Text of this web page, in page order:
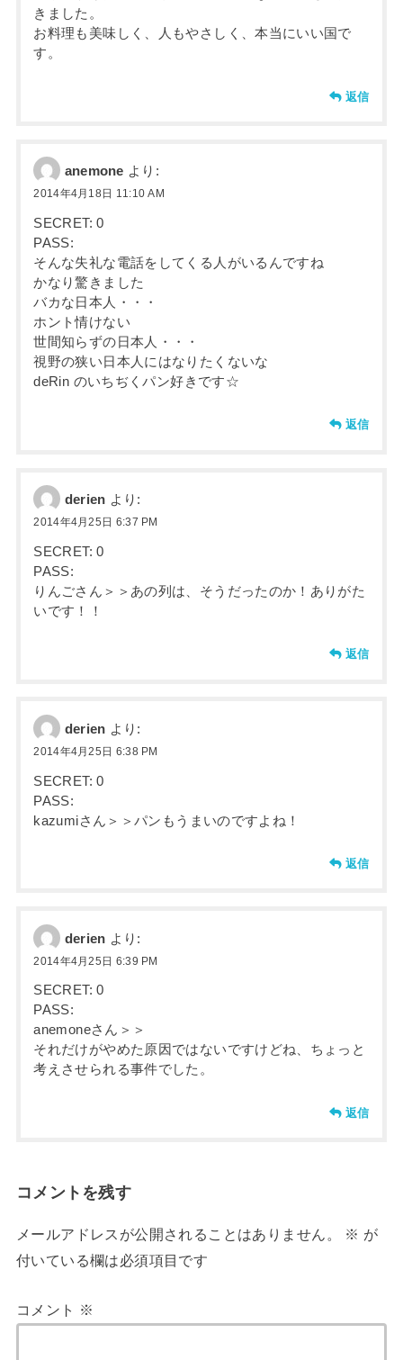
きました。
お料理も美味しく、人もやさしく、本当にいい国で
す。
返信
anemone より:
2014年4月18日 11:10 AM
SECRET: 0
PASS:
そんな失礼な電話をしてくる人がいるんですね
かなり驚きました
バカな日本人・・・
ホント情けない
世間知らずの日本人・・・
視野の狭い日本人にはなりたくないな
deRin のいちぢくパン好きです☆
返信
derien より:
2014年4月25日 6:37 PM
SECRET: 0
PASS:
りんごさん＞＞あの列は、そうだったのか！ありがた
いです！！
返信
derien より:
2014年4月25日 6:38 PM
SECRET: 0
PASS:
kazumiさん＞＞パンもうまいのですよね！
返信
derien より:
2014年4月25日 6:39 PM
SECRET: 0
PASS:
anemoneさん＞＞
それだけがやめた原因ではないですけどね、ちょっと
考えさせられる事件でした。
返信
コメントを残す
メールアドレスが公開されることはありません。 ※ が
付いている欄は必須項目です
コメント ※